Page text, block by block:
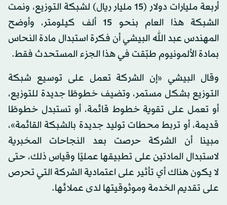
أربعة مليارات دولار (15 مليار ريال) لشبكة التوزيع، ونمت
الشبكة هذا العام بنحو 15 ألف كيلومتر، وأوضح
المهندس عبد الله البيشي أن فكرة استبدال مادة النحاس
بمادة الألمونيوم طبّقت في هذا الجزء المستحدث فقط.
وقال البيشي «إن الشركة تعمل على توسيع شبكة
التوزيع بشكل مستمر، وتضيف خطوطًا جديدة للتوزيع،
أو تعمل على تقوية خطوط قائمة، أو تستبدل خطوطًا
قديمة، أو تربط محطات توليد جديدة بالشبكة القائمة»،
مبينا أن الشركة حرصت بعد النجاحات المخبرية
لاستبدال المادتين على تطبيقها عمليًا وقياس ذلك، حتى
لا يكون هناك أي تأثير على اعتمادية الشركة التي تحرص
على تقديم الخدمة وموثوقيتها لدى عملائها.